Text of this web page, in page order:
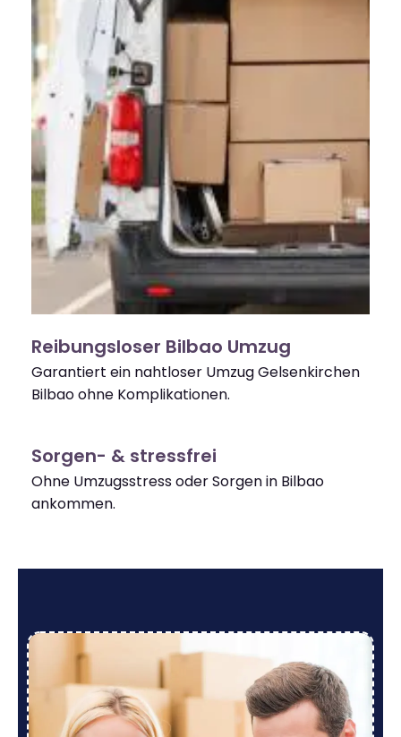
Reibungsloser Bilbao Umzug
Garantiert ein nahtloser Umzug Gelsenkirchen
Bilbao ohne Komplikationen.
Sorgen- & stressfrei
Ohne Umzugsstress oder Sorgen in Bilbao
ankommen.